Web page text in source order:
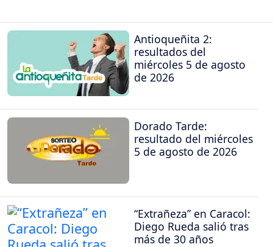
Antioqueñita 2:
resultados del
miércoles 5 de agosto
de 2026
Dorado Tarde:
resultado del miércoles
5 de agosto de 2026
“Extrañeza” en Caracol:
Diego Rueda salió tras
más de 30 años